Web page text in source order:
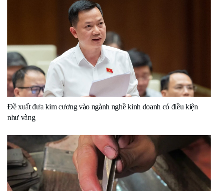
Đề xuất đưa kim cương vào ngành nghề kinh doanh có điều kiện
như vàng